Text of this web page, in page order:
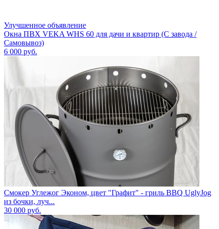
Улучшенное объявление
Окна ПВХ VEKA WHS 60 для дачи и квартир (С завода /
Самовывоз)
6 000 руб.
Смокер Углежог Эконом, цвет "Графит" - гриль BBQ UglyJog
из бочки, луч...
30 000 руб.